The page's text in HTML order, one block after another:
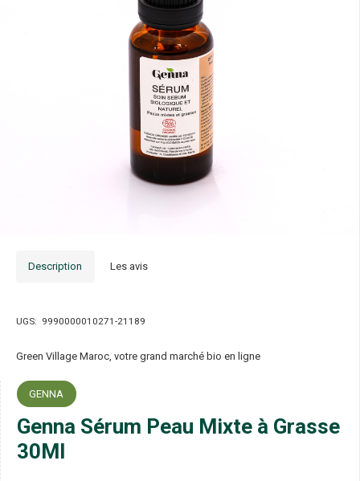
Description Les avis
UGS: 9990000010271-21189
Green Village Maroc, votre grand marché bio en ligne
GENNA
Genna Sérum Peau Mixte à Grasse
30Ml